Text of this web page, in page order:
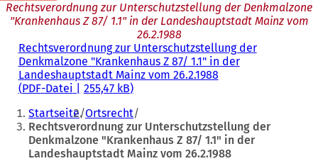
Rechtsverordnung zur Unterschutzstellung der Denkmalzone
"Krankenhaus Z 87/ 1.1" in der Landeshauptstadt Mainz vom
26.2.1988
Rechtsverordnung zur Unterschutzstellung der
Denkmalzone "Krankenhaus Z 87/ 1.1" in der
Landeshauptstadt Mainz vom 26.2.1988
PDF-Datei 255,47 kB
Sie
befinden
sich
Startseite Ortsrecht
Rechtsverordnung zur Unterschutzstellung der
Denkmalzone "Krankenhaus Z 87/ 1.1" in der
Landeshauptstadt Mainz vom 26.2.1988